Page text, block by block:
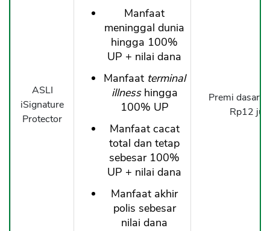
ASLI
iSignature
Protector
Manfaat
meninggal dunia
hingga 100%
UP + nilai dana
Manfaat terminal
illness hingga
100% UP
Manfaat cacat
total dan tetap
sebesar 100%
UP + nilai dana
Manfaat akhir
polis sebesar
nilai dana
Premi dasar
Rp12